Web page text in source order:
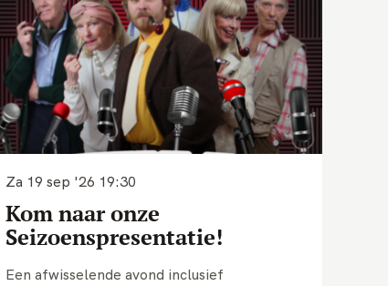
Za 19 sep '26 19:30
Kom naar onze
Seizoenspresentatie!
Een afwisselende avond inclusief